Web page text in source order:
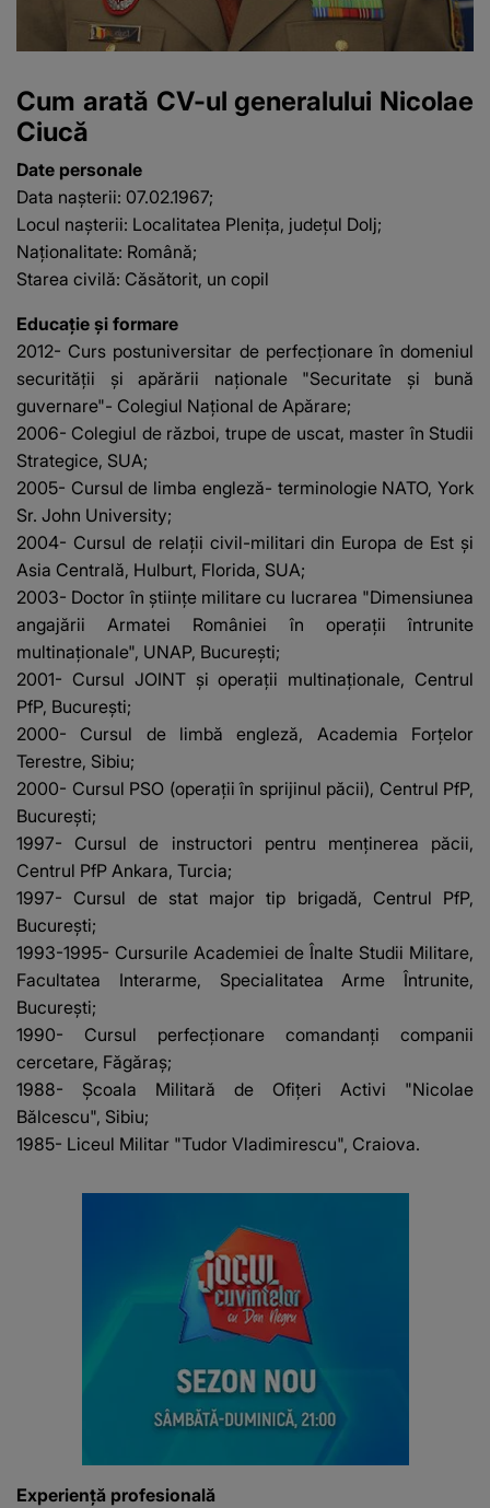
Cum arată CV-ul generalului Nicolae
Ciucă
Date personale
Data naşterii: 07.02.1967;
Locul naşterii: Localitatea Pleniţa, judeţul Dolj;
Naţionalitate: Română;
Starea civilă: Căsătorit, un copil
Educaţie şi formare
2012- Curs postuniversitar de perfecţionare în domeniul
securităţii şi apărării naţionale "Securitate şi bună
guvernare"- Colegiul Naţional de Apărare;
2006- Colegiul de război, trupe de uscat, master în Studii
Strategice, SUA;
2005- Cursul de limba engleză- terminologie NATO, York
Sr. John University;
2004- Cursul de relaţii civil-militari din Europa de Est şi
Asia Centrală, Hulburt, Florida, SUA;
2003- Doctor în ştiinţe militare cu lucrarea "Dimensiunea
angajării Armatei României în operaţii întrunite
multinaţionale", UNAP, Bucureşti;
2001- Cursul JOINT şi operaţii multinaţionale, Centrul
PfP, Bucureşti;
2000- Cursul de limbă engleză, Academia Forţelor
Terestre, Sibiu;
2000- Cursul PSO (operaţii în sprijinul păcii), Centrul PfP,
Bucureşti;
1997- Cursul de instructori pentru menţinerea păcii,
Centrul PfP Ankara, Turcia;
1997- Cursul de stat major tip brigadă, Centrul PfP,
Bucureşti;
1993-1995- Cursurile Academiei de Înalte Studii Militare,
Facultatea Interarme, Specialitatea Arme Întrunite,
Bucureşti;
1990- Cursul perfecţionare comandanţi companii
cercetare, Făgăraş;
1988- Şcoala Militară de Ofiţeri Activi "Nicolae
Bălcescu", Sibiu;
1985- Liceul Militar "Tudor Vladimirescu", Craiova.
Experienţă profesională